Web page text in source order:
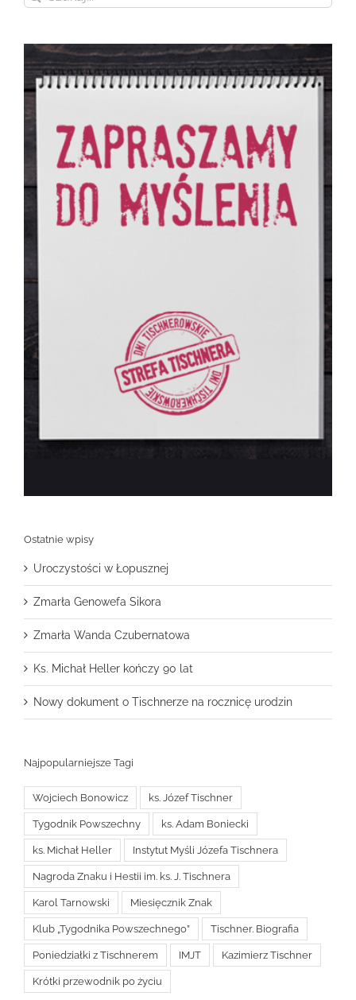
Ostatnie wpisy
Uroczystości w Łopusznej
Zmarła Genowefa Sikora
Zmarła Wanda Czubernatowa
Ks. Michał Heller kończy 90 lat
Nowy dokument o Tischnerze na rocznicę urodzin
Najpopularniejsze Tagi
Wojciech Bonowicz ks. Józef Tischner
Tygodnik Powszechny ks. Adam Boniecki
ks. Michał Heller Instytut Myśli Józefa Tischnera
Nagroda Znaku i Hestii im. ks. J. Tischnera
Karol Tarnowski Miesięcznik Znak
Klub „Tygodnika Powszechnego” Tischner. Biografia
Poniedziałki z Tischnerem IMJT Kazimierz Tischner
Krótki przewodnik po życiu